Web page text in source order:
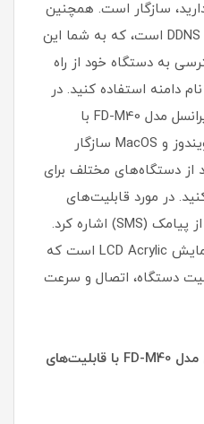
سازگار است. همچنین
اتصال دهنده دارای اتصالات DDNS است، که به شما این
به دستگاه خود از راه
دامنه استفاده کنید. در
ضمن، مودم 4G قابل حمل ایرانسل مدل FD-M40 با
سیستم عامل‌های اندروید، ویندوز و MacOS سازگار
از دستگاه‌های مختلف برای
در مورد قابلیت‌های
مودم، می‌توان به پشتیبانی از پیامک (SMS) اشاره کرد.
همچنین دارای یک صفحه نمایش LCD Acrylic است که
دستگاه، اتصال و سرعت
مودم 4G قابل حمل ایرانسل مدل FD-M40 با قابلیت‌های